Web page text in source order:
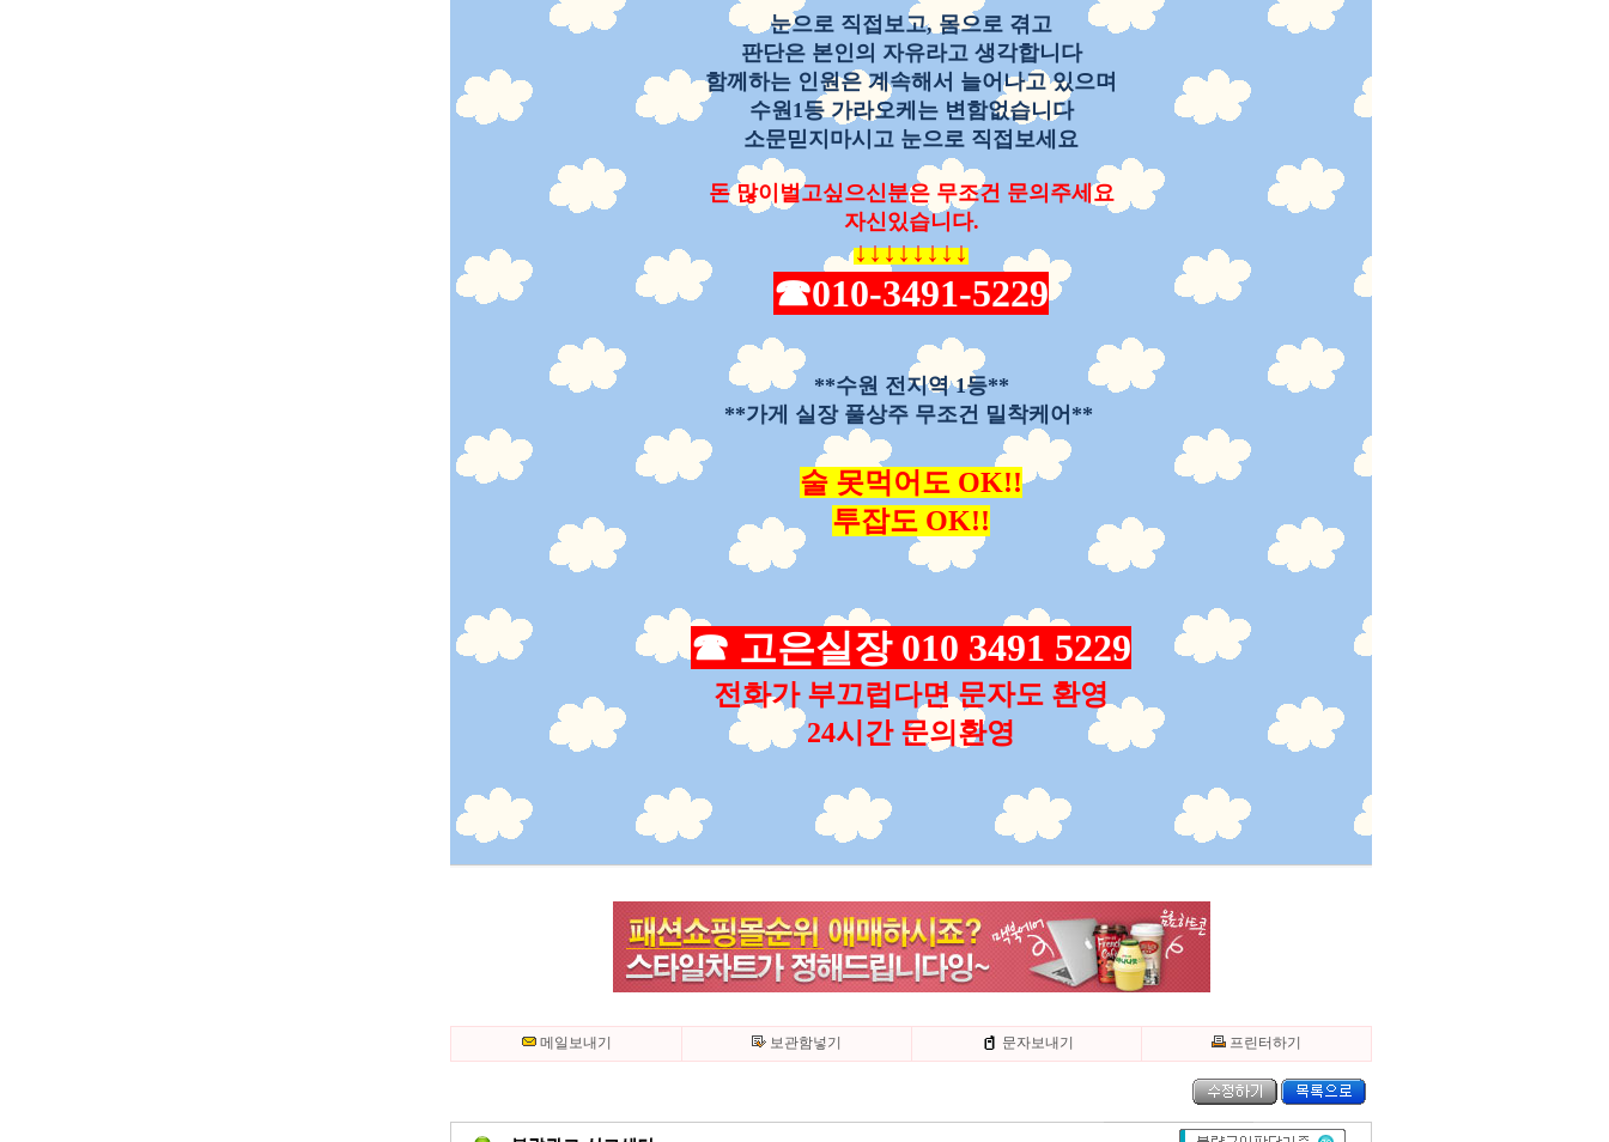
눈으로 직접보고, 몸으로 겪고
판단은 본인의 자유라고 생각합니다
함께하는 인원은 계속해서 늘어나고 있으며
수원1등 가라오케는 변함없습니다
소문믿지마시고 눈으로 직접보세요
돈 많이벌고싶으신분은 무조건 문의주세요
자신있습니다.
↓↓↓↓↓↓↓↓
☎010-3491-5229
**수원 전지역 1등**
**가게 실장 풀상주 무조건 밀착케어**
술 못먹어도 OK!!
투잡도 OK!!
☎ 고은실장 010 3491 5229
전화가 부끄럽다면 문자도 환영
24시간 문의환영
메일보내기 보관함넣기 문자보내기 프린터하기